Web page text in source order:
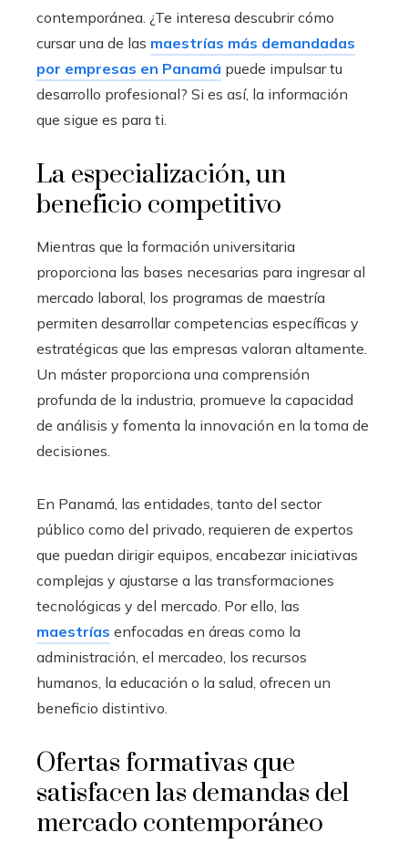
contemporánea. ¿Te interesa descubrir cómo
cursar una de las maestrías más demandadas
por empresas en Panamá puede impulsar tu
desarrollo profesional? Si es así, la información
que sigue es para ti.
La especialización, un
beneficio competitivo
Mientras que la formación universitaria
proporciona las bases necesarias para ingresar al
mercado laboral, los programas de maestría
permiten desarrollar competencias específicas y
estratégicas que las empresas valoran altamente.
Un máster proporciona una comprensión
profunda de la industria, promueve la capacidad
de análisis y fomenta la innovación en la toma de
decisiones.
En Panamá, las entidades, tanto del sector
público como del privado, requieren de expertos
que puedan dirigir equipos, encabezar iniciativas
complejas y ajustarse a las transformaciones
tecnológicas y del mercado. Por ello, las
maestrías enfocadas en áreas como la
administración, el mercadeo, los recursos
humanos, la educación o la salud, ofrecen un
beneficio distintivo.
Ofertas formativas que
satisfacen las demandas del
mercado contemporáneo